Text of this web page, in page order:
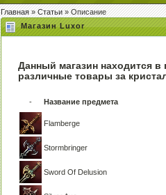
Главная»Статьи» Описание
Магазин Luxor
Данный магазин находится
различные товары за
- Название предмета
Flamberge
Stormbringer
Sword Of Delusion